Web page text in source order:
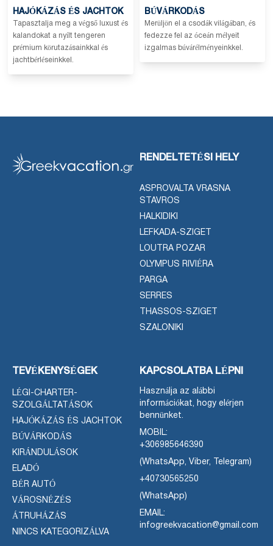
HAJÓKÁZÁS ÉS JACHTOK
Tapasztalja meg a végső luxust és
kalandokat a nyílt tengeren
prémium körutazásainkkal és
jachtbérléseinkkel.
BÚVÁRKODÁS
Merüljön el a csodák világában, és
fedezze fel az óceán mélyeit
izgalmas búvárélményeinkkel.
RENDELTETÉSI HELY
ASPROVALTA VRASNA
STAVROS
HALKIDIKI
LEFKADA-SZIGET
LOUTRA POZAR
OLYMPUS RIVIÉRA
PARGA
SERRES
THASSOS-SZIGET
SZALONIKI
TEVÉKENYSÉGEK
LÉGI-CHARTER-
SZOLGÁLTATÁSOK
HAJÓKÁZÁS ÉS JACHTOK
BÚVÁRKODÁS
KIRÁNDULÁSOK
ELADÓ
BÉR AUTÓ
VÁROSNÉZÉS
ÁTRUHÁZÁS
NINCS KATEGORIZÁLVA
KAPCSOLATBA LÉPNI
Használja az alábbi
információkat, hogy elérjen
bennünket.
MOBIL:
+306985646390
(WhatsApp, Viber, Telegram)
+40730565250
(WhatsApp)
EMAIL:
infogreekvacation@gmail.com